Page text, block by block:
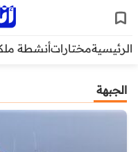
الرئيسيةمختاراتأنشطة
الجبهة